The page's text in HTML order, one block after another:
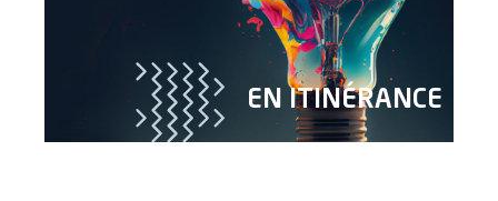
EN ITINÉRANCE